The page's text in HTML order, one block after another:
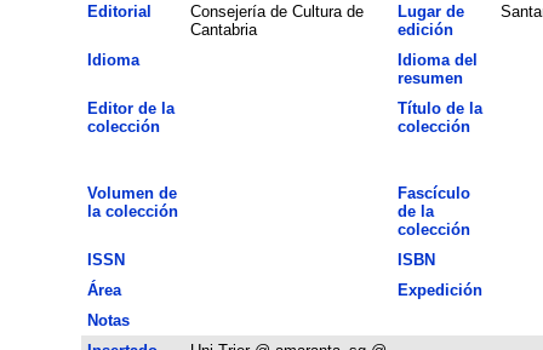
Editorial
Consejería de Cultura de
Cantabria
Lugar de
edición
Idioma
Idioma del
resumen
Editor de la
colección
Título de la
colección
Volumen de
la colección
Fascículo
de la
colección
ISSN
ISBN
Área
Expedición
Notas